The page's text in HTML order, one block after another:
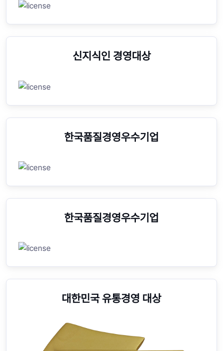
신지식인 경영대상
한국품질경영우수기업
한국품질경영우수기업
대한민국 유통경영 대상